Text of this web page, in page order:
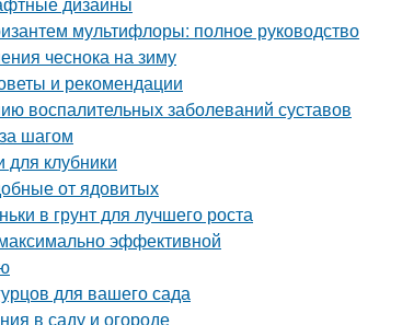
мультифлоры: полное руководство
чеснока на зиму
и рекомендации
воспалительных заболеваний суставов
шагом
для клубники
от ядовитых
в грунт для лучшего роста
эффективной
для вашего сада
в саду и огороде